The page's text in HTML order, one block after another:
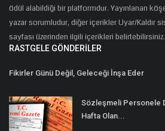
ödül alabildiği bir platformdur. Yayınlanan köşe
yazar sorumludur, diğer içerikler Uyar/Kaldır
sayfası üzerinden ilgili içerikleri belirtebilirsiniz.
RASTGELE GÖNDERILER
Fikirler Günü Değil, Geleceği İnşa Eder
Sözleşmeli Personele
Hafta Olan...